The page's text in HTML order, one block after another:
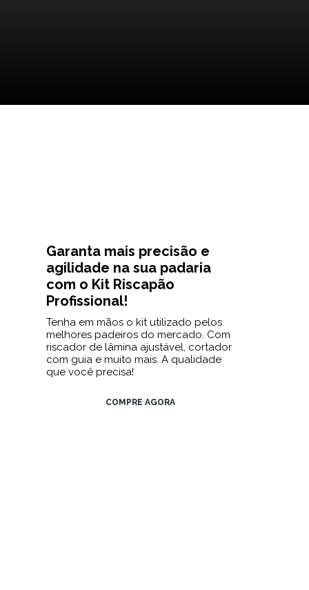
Garanta mais precisão e
agilidade na sua padaria
com o Kit Riscapão
Profissional!
Tenha em mãos o kit utilizado pelos
melhores padeiros do mercado. Com
riscador de lâmina ajustável, cortador
com guia e muito mais. A qualidade
que você precisa!
COMPRE AGORA